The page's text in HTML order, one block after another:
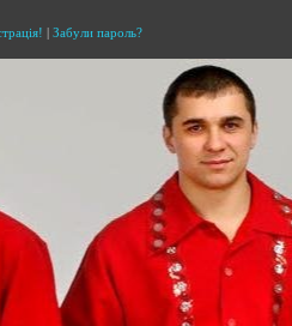
| Забули пароль?